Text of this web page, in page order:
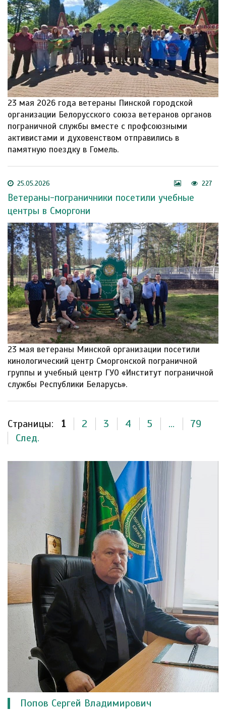
23 мая 2026 года ветераны Пинской городской
организации Белорусского союза ветеранов органов
пограничной службы вместе с профсоюзными
активистами и духовенством отправились в
памятную поездку в Гомель.
25.05.2026 227
Ветераны-пограничники посетили учебные
центры в Сморгони
23 мая ветераны Минской организации посетили
кинологический центр Сморгонской пограничной
группы и учебный центр ГУО «Институт пограничной
службы Республики Беларусь».
Страницы: 1 2 3 4 5 ...
79
След.
Попов Сергей Владимирович